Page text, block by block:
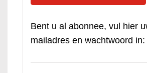
Bent u al abonnee, vul hier
mailadres en wachtwoord in: